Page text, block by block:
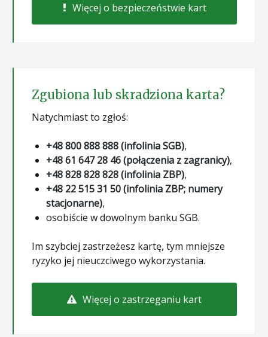
Więcej o bezpieczeństwie kart
Zgubiona lub skradziona karta?
Natychmiast to zgłoś:
+48 800 888 888 (infolinia SGB),
+48 61 647 28 46 (połączenia z zagranicy),
+48 828 828 828 (infolinia ZBP),
+48 22 515 31 50 (infolinia ZBP; numery
stacjonarne),
osobiście w dowolnym banku SGB.
Im szybciej zastrzeżesz kartę, tym mniejsze
ryzyko jej nieuczciwego wykorzystania.
Więcej o zastrzeganiu kart